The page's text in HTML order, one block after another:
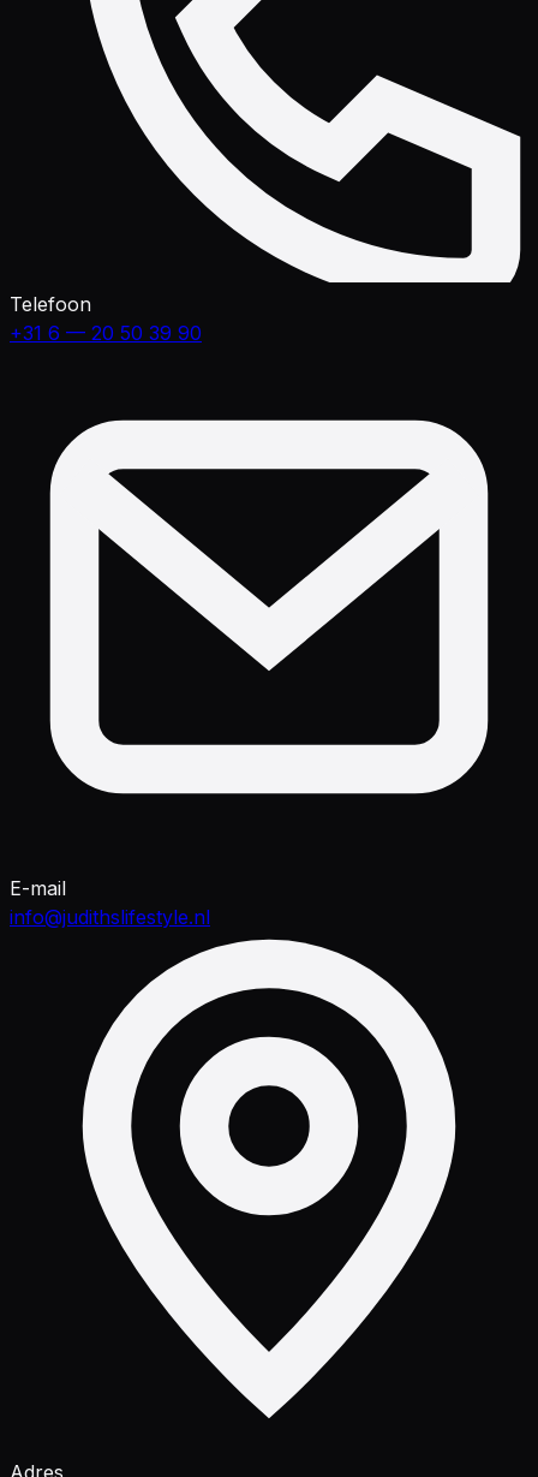
Telefoon
+31 6 — 20 50 39 90
E-mail
info@judithslifestyle.nl
Adres